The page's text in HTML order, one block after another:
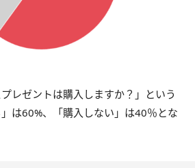
レゼントは購入しますか？」という
は60%、「購入しない」は40％とな